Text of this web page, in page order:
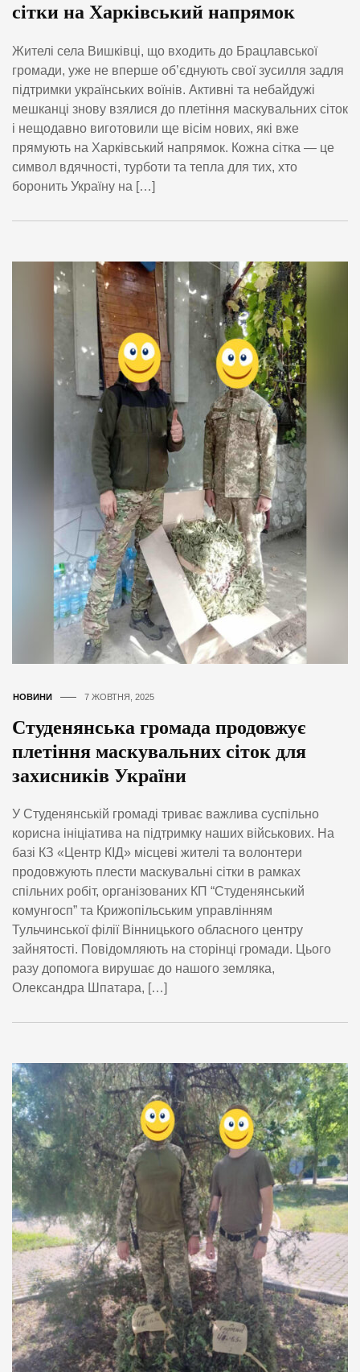
сітки на Харківський напрямок
Жителі села Вишківці, що входить до Брацлавської
громади, уже не вперше об’єднують свої зусилля задля
підтримки українських воїнів. Активні та небайдужі
мешканці знову взялися до плетіння маскувальних сіток
і нещодавно виготовили ще вісім нових, які вже
прямують на Харківський напрямок. Кожна сітка — це
символ вдячності, турботи та тепла для тих, хто
боронить Україну на […]
НОВИНИ 7 ЖОВТНЯ, 2025
Студенянська громада продовжує
плетіння маскувальних сіток для
захисників України
У Студенянській громаді триває важлива суспільно
корисна ініціатива на підтримку наших військових. На
базі КЗ «Центр КІД» місцеві жителі та волонтери
продовжують плести маскувальні сітки в рамках
спільних робіт, організованих КП “Студенянський
комунгосп” та Крижопільським управлінням
Тульчинської філії Вінницького обласного центру
зайнятості. Повідомляють на сторінці громади. Цього
разу допомога вирушає до нашого земляка,
Олександра Шпатара, […]